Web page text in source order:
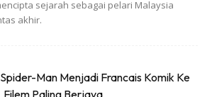
sejarah sebagai pelari Malaysia
akhir.
Man Menjadi Francais Komik Ke
Filem Paling Berjaya